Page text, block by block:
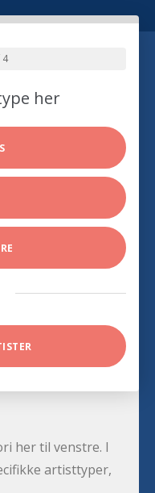
4
her
her til venstre. I
artisttyper,